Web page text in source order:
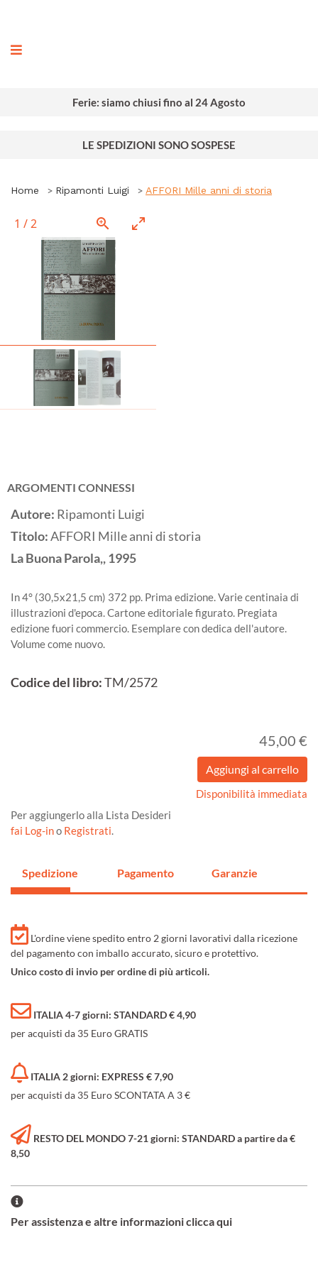
Ferie: siamo chiusi fino al 24 Agosto
LE SPEDIZIONI SONO SOSPESE
Home Ripamonti Luigi AFFORI Mille anni di storia
1 /2
ARGOMENTI CONNESSI
Autore: Ripamonti Luigi
Titolo:AFFORI Mille anni di storia
La Buona Parola,,1995
In 4° (30,5x21,5 cm) 372 pp. Prima edizione. Varie centinaia di
illustrazioni d'epoca. Cartone editoriale figurato. Pregiata
edizione fuori commercio. Esemplare con dedica dell'autore.
Volume come nuovo.
Codice del libro:TM/2572
45,00 €
Disponibilità immediata
Per aggiungerlo alla Lista Desideri
fai Log-ino Registrati.
Spedizione Pagamento Garanzie
L'ordine viene spedito entro 2 giorni lavorativi dalla ricezione
del pagamento con imballo accurato, sicuro e protettivo.
Unico costo di invio per ordine di più articoli.
ITALIA 4-7 giorni: STANDARD € 4,90
per acquisti da 35 Euro GRATIS
ITALIA 2 giorni: EXPRESS € 7,90
per acquisti da 35 Euro SCONTATA A 3 €
RESTO DEL MONDO 7-21 giorni: STANDARD a partire da €
8,50
Per assistenza e altre informazioni clicca qui